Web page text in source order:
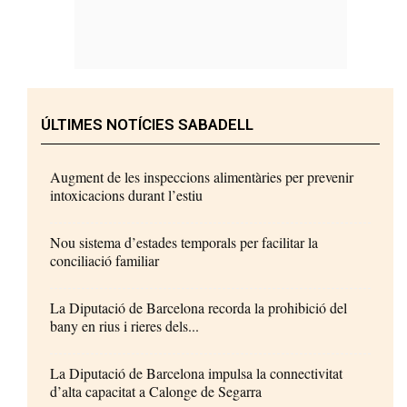
ÚLTIMES NOTÍCIES SABADELL
Augment de les inspeccions alimentàries per prevenir
intoxicacions durant l’estiu
Nou sistema d’estades temporals per facilitar la
conciliació familiar
La Diputació de Barcelona recorda la prohibició del
bany en rius i rieres dels...
La Diputació de Barcelona impulsa la connectivitat
d’alta capacitat a Calonge de Segarra